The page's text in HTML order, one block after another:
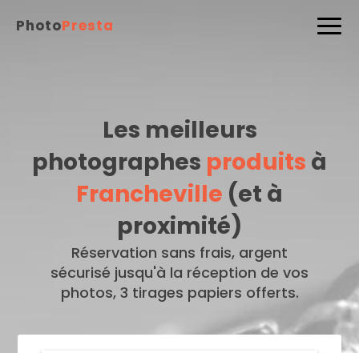
PhotoPresta
Les meilleurs
photographes produits à
Francheville (et à
proximité)
Réservation sans frais, argent
sécurisé jusqu'à la réception de vos
photos, 3 tirages papiers offerts.